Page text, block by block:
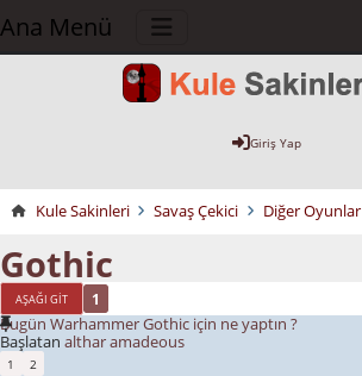
Ana Menü
Giriş Yap
Kule Sakinleri Savaş Çekici Diğer Oyunlar
Gothic
AŞAĞI GIT 1
Bugün Warhammer Gothic için ne yaptın ?
Başlatan althar amadeous
1 2